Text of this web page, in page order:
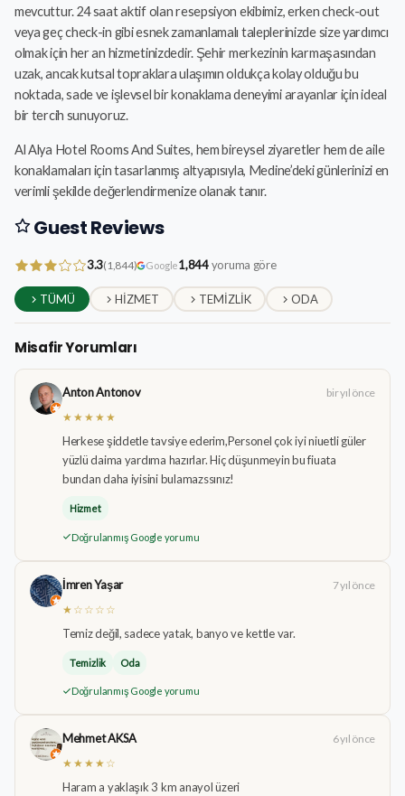
mevcuttur. 24 saat aktif olan resepsiyon ekibimiz, erken check-out
veya geç check-in gibi esnek zamanlamalı taleplerinizde size yardımcı
olmak için her an hizmetinizdedir. Şehir merkezinin karmaşasından
uzak, ancak kutsal topraklara ulaşımın oldukça kolay olduğu bu
noktada, sade ve işlevsel bir konaklama deneyimi arayanlar için ideal
bir tercih sunuyoruz.
Al Alya Hotel Rooms And Suites, hem bireysel ziyaretler hem de aile
konaklamaları için tasarlanmış altyapısıyla, Medine’deki günlerinizi en
verimli şekilde değerlendirmenize olanak tanır.
Guest Reviews
3.3(1,844) Google1,844yoruma göre
TÜMÜ HIZMET TEMIZLIK ODA
Misafir Yorumları
Anton Antonov
bir yıl önce
★★★★★
Herkese şiddetle tavsiye ederim,Personel çok iyi niuetli güler
yüzlü daima yardıma hazırlar. Hiç düşunmeyin bu fiuata
bundan daha iyisini bulamazssınız!
Hizmet
Doğrulanmış Google yorumu
İmren Yaşar
7 yıl önce
★☆☆☆☆
Temiz değil, sadece yatak, banyo ve kettle var.
Temizlik Oda
Doğrulanmış Google yorumu
Mehmet AKSA
6 yıl önce
★★★★☆
Haram a yaklaşık 3 km anayol üzeri